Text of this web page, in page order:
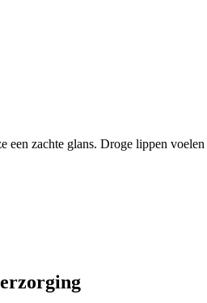
zachte glans. Droge lippen voelen